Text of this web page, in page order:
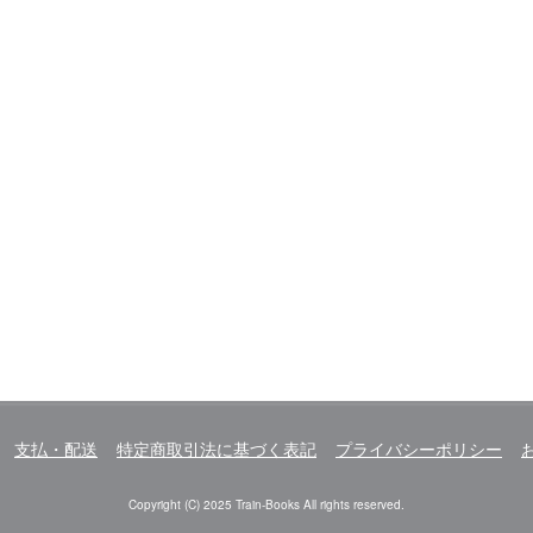
支払・配送 特定商取引法に基づく表記 プライバシーポリシー
Copyright (C) 2025 Train-Books All rights reserved.